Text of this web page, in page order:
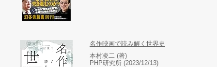
名作映画で読み解く世界史
本村凌二 (著)
PHP研究所 (2023/12/13)